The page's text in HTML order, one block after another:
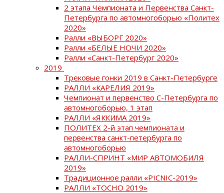
2 этапа Чемпионата и Первенства Санкт-
Петербурга по автомногоборью «Политех
2020»
Ралли «ВЫБОРГ 2020»
Ралли «БЕЛЫЕ НОЧИ 2020»
Ралли «Санкт-Петербург 2020»
2019
Трековые гонки 2019 в Санкт-Петербурге
РАЛЛИ «КАРЕЛИЯ 2019»
Чемпионат и первенство С-Петербурга по
автомногоборью, 1 этап
РАЛЛИ «ЯККИМА 2019»
ПОЛИТЕХ 2-й этап чемпионата и
первенства санкт-петербурга по
автомногоборью
РАЛЛИ-СПРИНТ «МИР АВТОМОБИЛЯ
2019»
Традиционное ралли «PICNIC-2019»
РАЛЛИ «ТОСНО 2019»